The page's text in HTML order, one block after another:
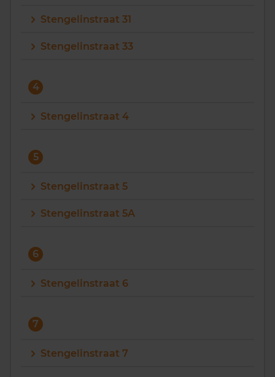
Stengelinstraat 31
Stengelinstraat 33
4
Stengelinstraat 4
5
Stengelinstraat 5
Stengelinstraat 5A
6
Stengelinstraat 6
7
Stengelinstraat 7